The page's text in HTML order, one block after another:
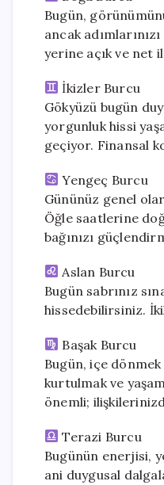
Bugün,
ancak
yerine açık ve net
İkizler Burcu
Gökyüzü bugün
yorgunluk hissi
geçiyor. Finansal
Yengeç Burcu
Gününüz genel
Öğle saatlerine
bağınızı
Aslan Burcu
Bugün sabrınız
hissedebilirsiniz.
Başak Burcu
Bugün, içe
kurtulmak ve
önemli;
Terazi Burcu
Bugünün enerjisi,
ani duygusal